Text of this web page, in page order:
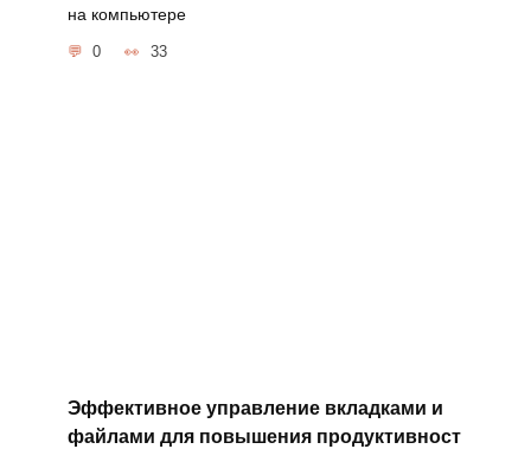
на компьютере
0 33
Эффективное управление вкладками и
файлами для повышения продуктивност